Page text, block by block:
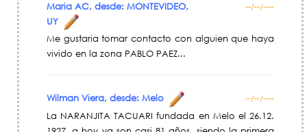
Maria AC, desde: MONTEVIDEO,
UY
--/--/----
Me gustaria tomar contacto con alguien que haya
vivido en la zona PABLO PAEZ...
Wilman Viera, desde: Melo --/--/----
La NARANJITA TACUARI fundada en Melo el 26.12.